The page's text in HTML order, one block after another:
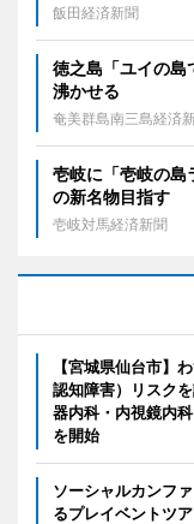
飯田経済新聞
徳之島「ユイの
沸かせる
奄美群島南三島経済
壱岐に「壱岐の
の新名物目指す
壱岐対馬経済新聞
【宮城県仙台市】
認知障害）リスク
器内科・内視鏡内
を開始
ソーシャルカンフ
るプレイベントツ